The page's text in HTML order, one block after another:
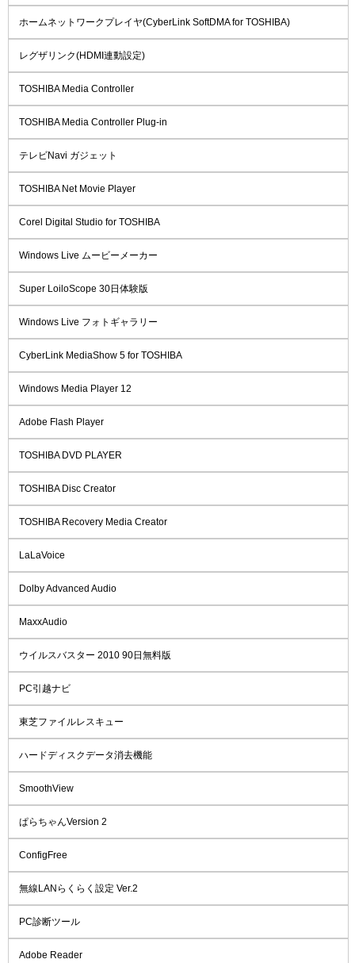
ホームネットワークプレイヤ(CyberLink SoftDMA for TOSHIBA)
レグザリンク(HDMI連動設定)
TOSHIBA Media Controller
TOSHIBA Media Controller Plug-in
テレビNavi ガジェット
TOSHIBA Net Movie Player
Corel Digital Studio for TOSHIBA
Windows Live ムービーメーカー
Super LoiloScope 30日体験版
Windows Live フォトギャラリー
CyberLink MediaShow 5 for TOSHIBA
Windows Media Player 12
Adobe Flash Player
TOSHIBA DVD PLAYER
TOSHIBA Disc Creator
TOSHIBA Recovery Media Creator
LaLaVoice
Dolby Advanced Audio
MaxxAudio
ウイルスバスター 2010 90日無料版
PC引越ナビ
東芝ファイルレスキュー
ハードディスクデータ消去機能
SmoothView
ぱらちゃんVersion 2
ConfigFree
無線LANらくらく設定 Ver.2
PC診断ツール
Adobe Reader